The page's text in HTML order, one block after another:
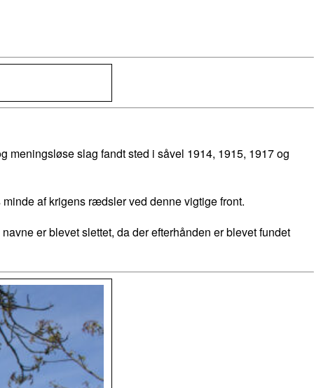
meningsløse slag fandt sted i såvel 1914, 1915, 1917 og
af krigens rædsler ved denne vigtige front.
er blevet slettet, da der efterhånden er blevet fundet